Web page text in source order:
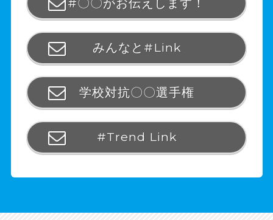
みんなと#Link
学校対抗〇〇選手権
#Trend Link